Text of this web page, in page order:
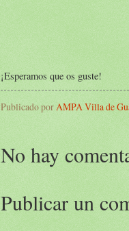
¡Esperamos que os guste!
Publicado porAMPA Villa de
No hay
Publicar un